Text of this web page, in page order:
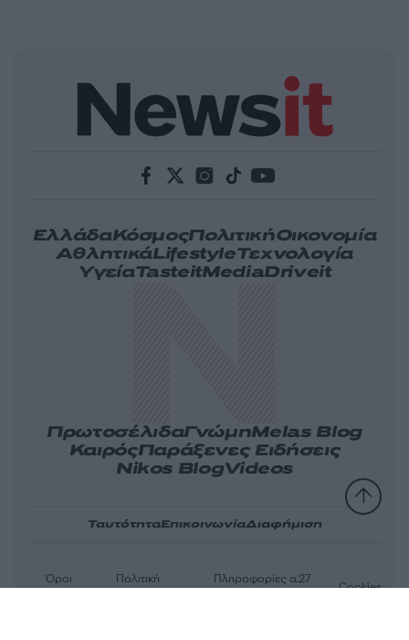
ΕλλάδαΚόσμοςΠολιτικήΟικονομία
ΑθλητικάLifestyleΤεχνολογία
ΥγείαTasteitMediaDriveit
ΠρωτοσέλιδαΓνώμηMelas Blog
ΚαιρόςΠαράξενες Ειδήσεις
Nikos BlogVideos
ΤαυτότηταΕπικοινωνίαΔιαφήμιση
Όροι
Πολιτική
Πληροφορίες α.27
Cookies